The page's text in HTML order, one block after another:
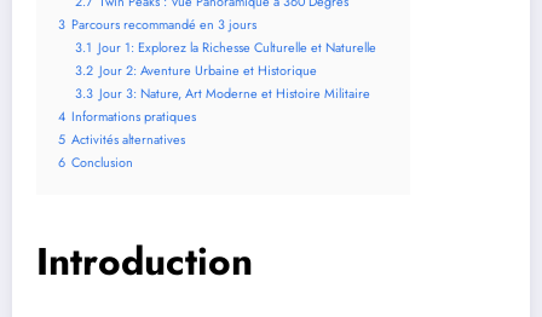
3 Parcours recommandé en 3 jours
3.1 Jour 1: Explorez la Richesse Culturelle et Naturelle
3.2 Jour 2: Aventure Urbaine et Historique
3.3 Jour 3: Nature, Art Moderne et Histoire Militaire
4 Informations pratiques
5 Activités alternatives
6 Conclusion
Introduction